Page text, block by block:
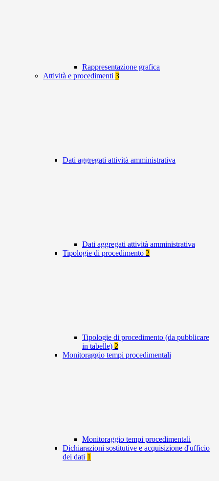
Rappresentazione grafica
Attività e procedimenti 3
Dati aggregati attività amministrativa
Dati aggregati attività amministrativa
Tipologie di procedimento 2
Tipologie di procedimento (da pubblicare
in tabelle) 2
Monitoraggio tempi procedimentali
Monitoraggio tempi procedimentali
Dichiarazioni sostitutive e acquisizione d'ufficio
dei dati 1